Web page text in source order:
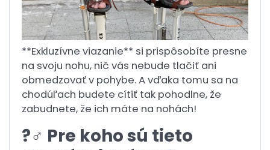
**Exkluzívne viazanie** si prispôsobíte presne
na svoju nohu, nič vás nebude tlačiť ani
obmedzovať v pohybe. A vďaka tomu sa na
chodúľach budete cítiť tak pohodlne, že
zabudnete, že ich máte na nohách!
?‍♂️ Pre koho sú tieto